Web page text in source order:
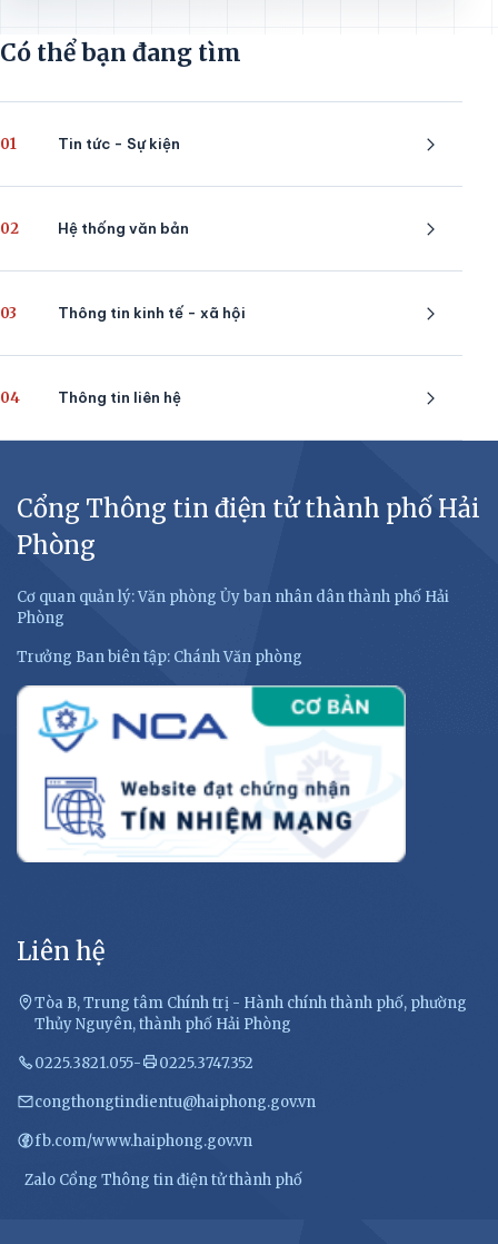
Có thể bạn đang tìm
01 Tin tức - Sự kiện
02 Hệ thống văn bản
03 Thông tin kinh tế - xã hội
04 Thông tin liên hệ
Cổng Thông tin điện tử thành phố Hải
Phòng
Cơ quan quản lý: Văn phòng Ủy ban nhân dân thành phố Hải
Phòng
Trưởng Ban biên tập: Chánh Văn phòng
Liên hệ
Tòa B, Trung tâm Chính trị - Hành chính thành phố, phường
Thủy Nguyên, thành phố Hải Phòng
0225.3821.055- 0225.3747.352
congthongtindientu@haiphong.gov.vn
fb.com/www.haiphong.gov.vn
Zalo Cổng Thông tin điện tử thành phố